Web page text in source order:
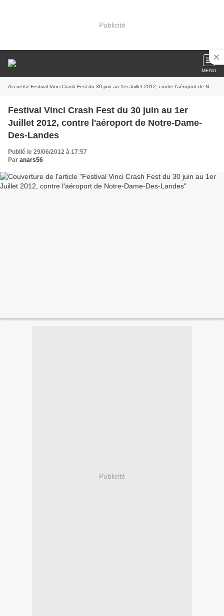
Publicité
MENU
Accueil » Festival Vinci Crash Fest du 30 juin au 1er Juillet 2012, contre l'aéroport de Notre-Dame-Des-Landes
Festival Vinci Crash Fest du 30 juin au 1er
Juillet 2012, contre l'aéroport de Notre-Dame-
Des-Landes
Publié le 29/06/2012 à 17:57
Par anars56
Publicité